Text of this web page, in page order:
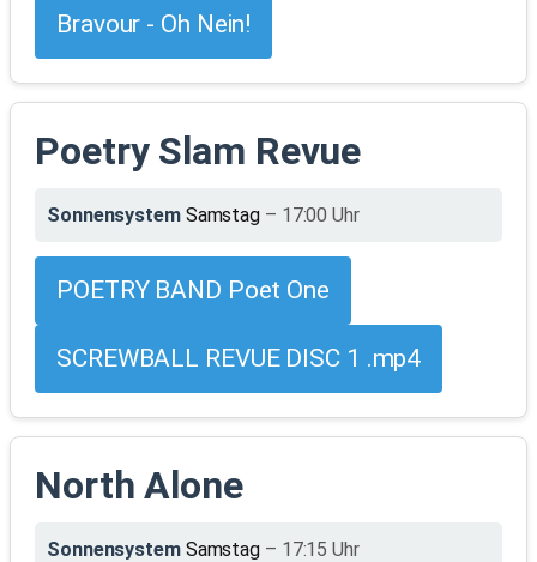
Bravour - Oh Nein!
Poetry Slam Revue
Sonnensystem Samstag – 17:00 Uhr
POETRY BAND Poet One
SCREWBALL REVUE DISC 1 .mp4
North Alone
Sonnensystem Samstag – 17:15 Uhr